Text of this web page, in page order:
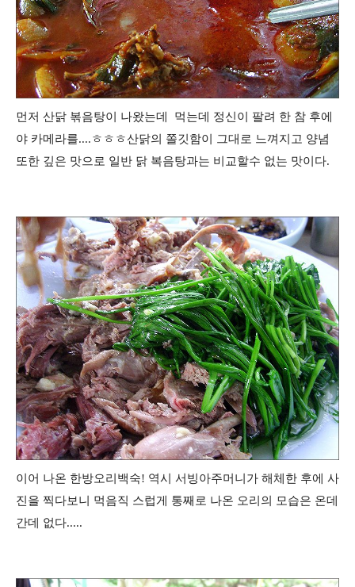
먼저 산닭 볶음탕이 나왔는데 먹는데 정신이 팔려 한 참 후에
야 카메라를....ㅎㅎㅎ산닭의 쫄깃함이 그대로 느껴지고 양념
또한 깊은 맛으로 일반 닭 복음탕과는 비교할수 없는 맛이다.
이어 나온 한방오리백숙! 역시 서빙아주머니가 해체한 후에 사
진을 찍다보니 먹음직 스럽게 통째로 나온 오리의 모습은 온데
간데 없다.....